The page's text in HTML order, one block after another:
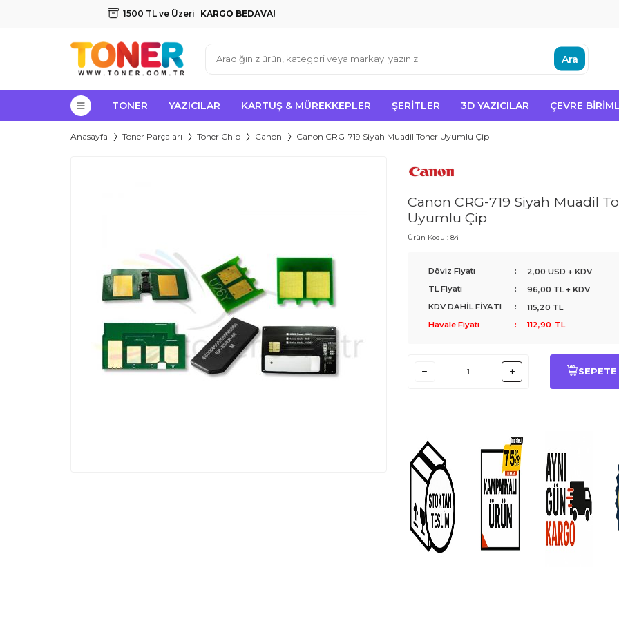
1500 TL ve Üzeri KARGO BEDAVA!
Ara
TONER YAZICILAR KARTUŞ & MÜREKKEPLER ŞERITLER 3D YAZICILAR ÇEVRE
Anasayfa Toner Parçaları Toner Chip Canon Canon CRG-719 Siyah Muadil Toner Uyumlu Çip
Canon CRG-719 Siyah Muadil
Uyumlu Çip
Ürün Kodu : 84
Döviz Fiyatı :
2,00 USD + KDV
TL Fiyatı
: 96,00 TL + KDV
KDV DAHİL FİYATI
: 115,20 TL
Havale Fiyatı
: 112,90 TL